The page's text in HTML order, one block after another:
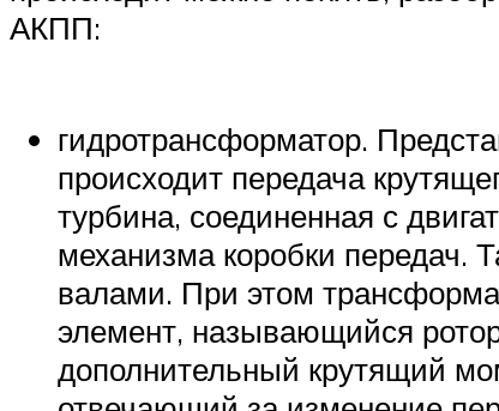
АКПП:
гидротрансформатор.
происходит передача
турбина, соединенная с
механизма коробки передач.
валами. При этом
элемент, называющийся
дополнительный крутящий